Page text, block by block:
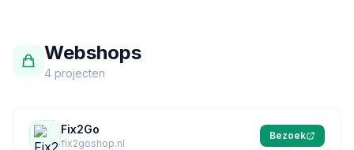
Webshops
4 projecten
Fix2Go
fix2goshop.nl
Bezoek